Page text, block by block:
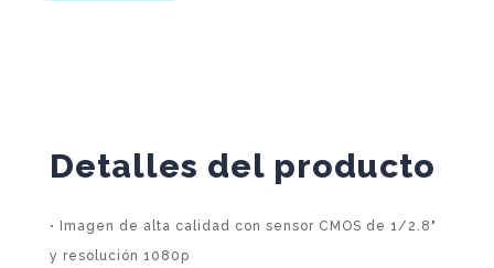
Detalles del producto
• Imagen de alta calidad con sensor CMOS de 1/2.8"
y resolución 1080p